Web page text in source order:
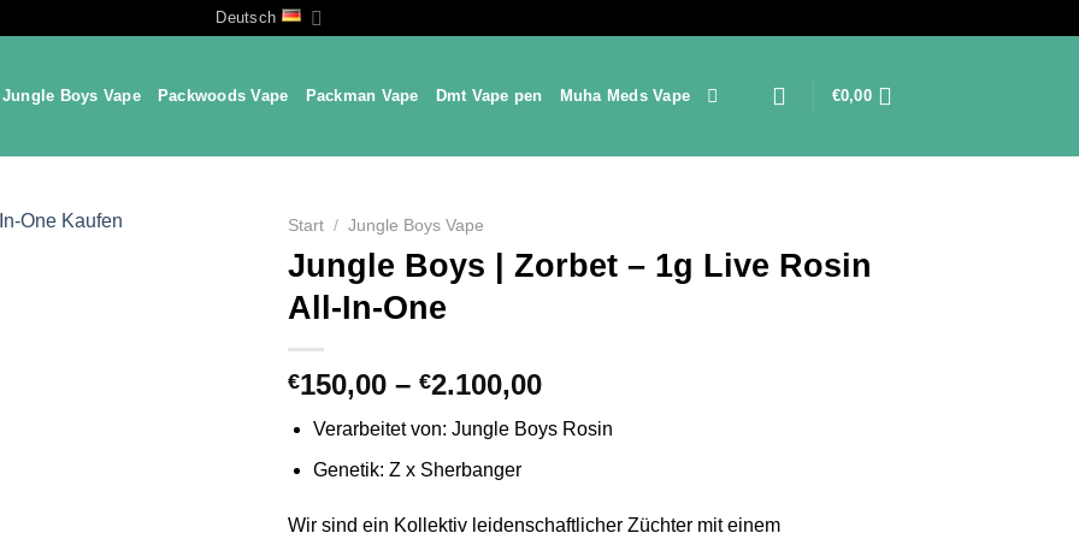
Deutsch
Jungle Boys Vape Packwoods Vape Packman Vape Dmt Vape pen Muha Meds Vape €0,00
Start / Jungle Boys Vape
Jungle Boys | Zorbet – 1g Live Rosin
All-In-One
€150,00 – €2.100,00Preisspanne:
bis
Verarbeitet von: Jungle Boys Rosin
Genetik: Z x Sherbanger
Wir sind ein Kollektiv leidenschaftlicher Züchter mit einem